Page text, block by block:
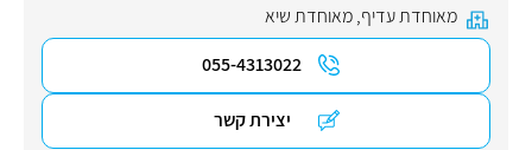
מאוחדת עדיף,מאוחדת שיא
055-4313022
יצירת קשר